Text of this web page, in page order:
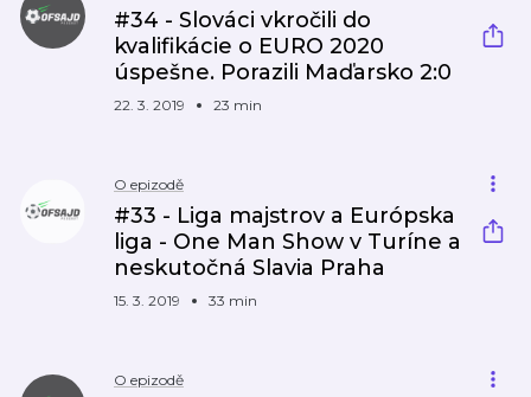
#34 - Slováci vkročili do
kvalifikácie o EURO 2020
úspešne. Porazili Maďarsko 2:0
22. 3. 2019 23 min
O epizodě
#33 - Liga majstrov a Európska
liga - One Man Show v Turíne a
neskutočná Slavia Praha
15. 3. 2019 33 min
O epizodě